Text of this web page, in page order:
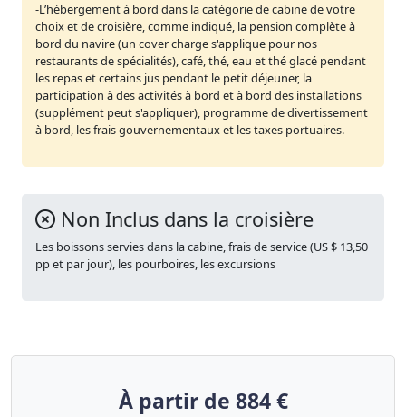
-L’hébergement à bord dans la catégorie de cabine de votre
choix et de croisière, comme indiqué, la pension complète à
bord du navire (un cover charge s'applique pour nos
restaurants de spécialités), café, thé, eau et thé glacé pendant
les repas et certains jus pendant le petit déjeuner, la
participation à des activités à bord et à bord des installations
(supplément peut s'appliquer), programme de divertissement
à bord, les frais gouvernementaux et les taxes portuaires.
Non Inclus dans la croisière
Les boissons servies dans la cabine, frais de service (US $ 13,50
pp et par jour), les pourboires, les excursions
À partir de 884 €